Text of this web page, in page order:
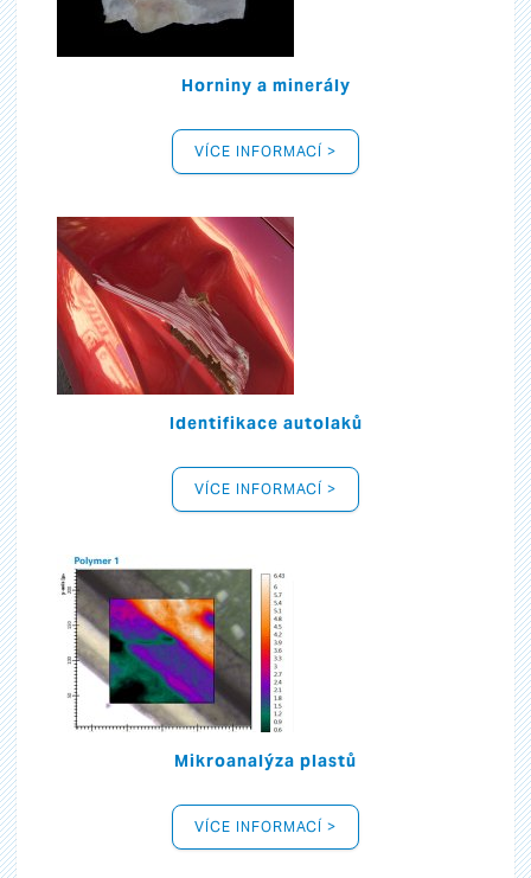
Horniny a minerály
VÍCE INFORMACÍ >
Identifikace autolaků
VÍCE INFORMACÍ >
Mikroanalýza plastů
VÍCE INFORMACÍ >